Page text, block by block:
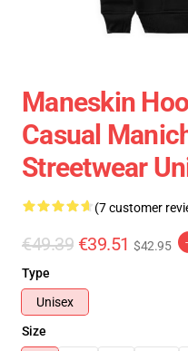
Maneskin
Casual
Streetwear
(7 customer
€49.39 €39.51 $42.95
Type
Unisex
Size